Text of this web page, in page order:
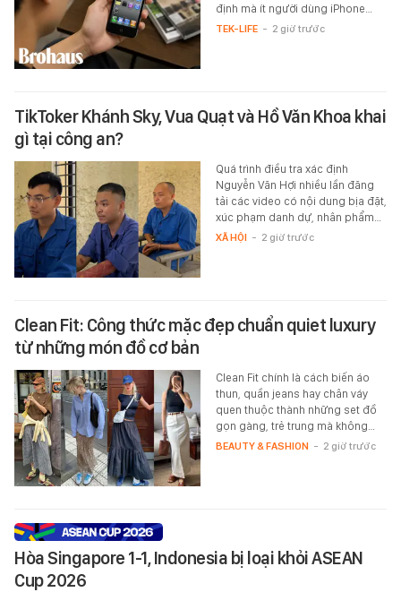
định mà ít người dùng iPhone…
TEK-LIFE - 2 giờ trước
TikToker Khánh Sky, Vua Quạt và Hồ Văn Khoa khai
gì tại công an?
Quá trình điều tra xác định
Nguyễn Văn Hợi nhiều lần đăng
tải các video có nội dung bịa đặt,
xúc phạm danh dự, nhân phẩm…
XÃ HỘI - 2 giờ trước
Clean Fit: Công thức mặc đẹp chuẩn quiet luxury
từ những món đồ cơ bản
Clean Fit chính là cách biến áo
thun, quần jeans hay chân váy
quen thuộc thành những set đồ
gọn gàng, trẻ trung mà không…
BEAUTY & FASHION - 2 giờ trước
Hòa Singapore 1-1, Indonesia bị loại khỏi ASEAN
Cup 2026